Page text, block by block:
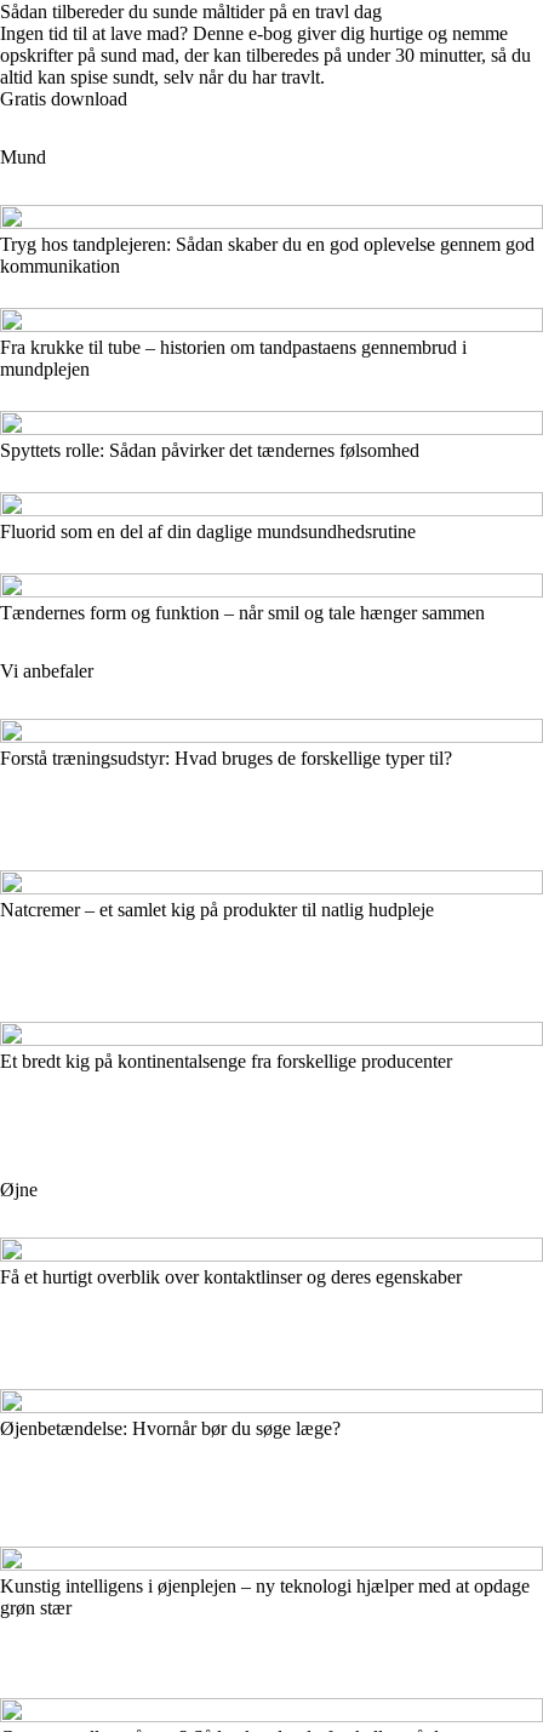
Sådan tilbereder du sunde måltider på en travl dag
Ingen tid til at lave mad? Denne e-bog giver dig hurtige og nemme
opskrifter på sund mad, der kan tilberedes på under 30 minutter, så du
altid kan spise sundt, selv når du har travlt.
Gratis download
Mund
Tryg hos tandplejeren: Sådan skaber du en god oplevelse gennem god
kommunikation
Fra krukke til tube – historien om tandpastaens gennembrud i
mundplejen
Spyttets rolle: Sådan påvirker det tændernes følsomhed
Fluorid som en del af din daglige mundsundhedsrutine
Tændernes form og funktion – når smil og tale hænger sammen
Vi anbefaler
Forstå træningsudstyr: Hvad bruges de forskellige typer til?
Natcremer – et samlet kig på produkter til natlig hudpleje
Et bredt kig på kontinentalsenge fra forskellige producenter
Øjne
Få et hurtigt overblik over kontaktlinser og deres egenskaber
Øjenbetændelse: Hvornår bør du søge læge?
Kunstig intelligens i øjenplejen – ny teknologi hjælper med at opdage
grøn stær